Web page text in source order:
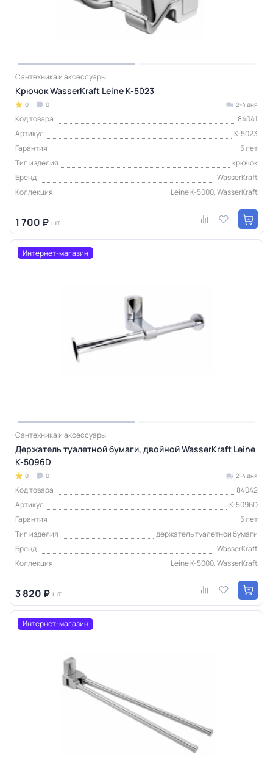
Сантехника и аксессуары
Крючок WasserKraft Leine K-5023
0 0 2-4 дня
Код товара
84041
Артикул
K-5023
Гарантия
5 лет
Тип изделия
крючок
Бренд
WasserKraft
Коллекция
Leine K-5000, WasserKraft
1 700 ₽ шт
Интернет-магазин
Сантехника и аксессуары
Держатель туалетной бумаги, двойной WasserKraft Leine
K-5096D
0 0 2-4 дня
Код товара
84042
Артикул
K-5096D
Гарантия
5 лет
Тип изделия
держатель туалетной бумаги
Бренд
WasserKraft
Коллекция
Leine K-5000, WasserKraft
3 820 ₽ шт
Интернет-магазин